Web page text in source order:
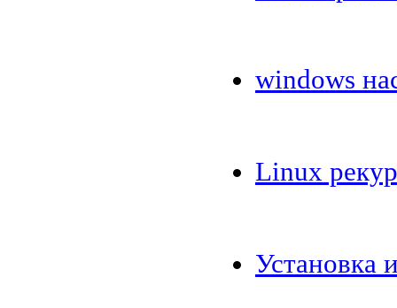
windows
Linux
Установка